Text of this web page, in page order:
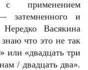
с применением
затемненного и
Нередко Васякина
что это не так
или «двадцать три
/ двадцать два».